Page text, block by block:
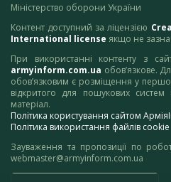
Міністерство оборони України
Контент доступний за ліцензією
International license якщо не
При використанні контенту з
armyinform.com.ua обов’язкове.
обов’язковим є розміщення у
відкритого для пошукових
матеріал.
Політика користування сайтом
Політика використання файлів cookie
Зауваження та пропозиції по
webmaster@armyinform.com.ua